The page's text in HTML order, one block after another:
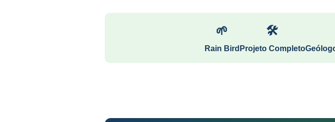
🌱
Rain Bird
🛠
Projeto Completo